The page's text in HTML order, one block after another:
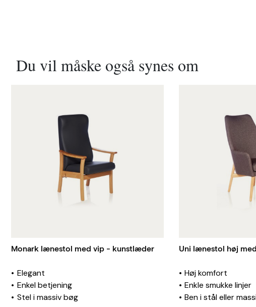
Du vil måske også synes om
Monark lænestol med vip - kunstlæder
Elegant
Enkel betjening
Stel i massiv bøg
Uni lænestol høj
Høj komfort
Enkle smukke linjer
Ben i stål eller